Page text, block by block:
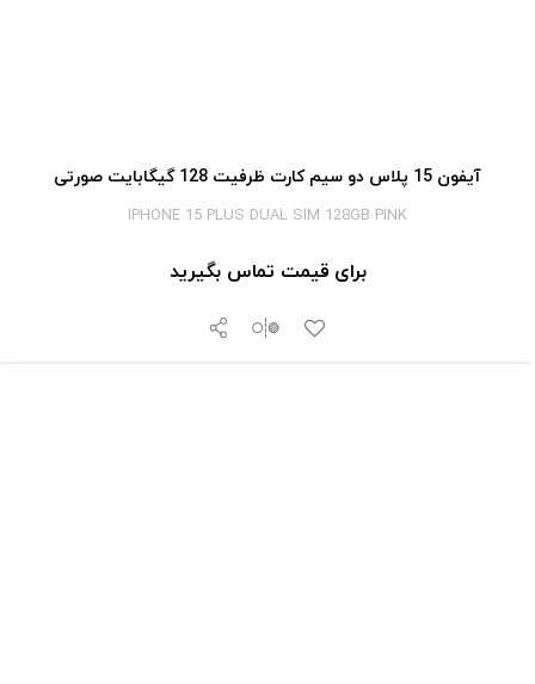
آیفون 15 پلاس دو سیم کارت ظرفیت 128 گیگابایت صورتی
IPHONE 15 PLUS DUAL SIM 128GB PINK
برای قیمت تماس بگیرید